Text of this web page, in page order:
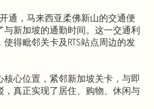
通，马来西亚柔佛新山的交通便
新加坡的通勤时间。这一交通利
得毗邻关卡及RTS站点周边的发
心位置，紧邻新加坡关卡，与即
真正实现了居住、购物、休闲与